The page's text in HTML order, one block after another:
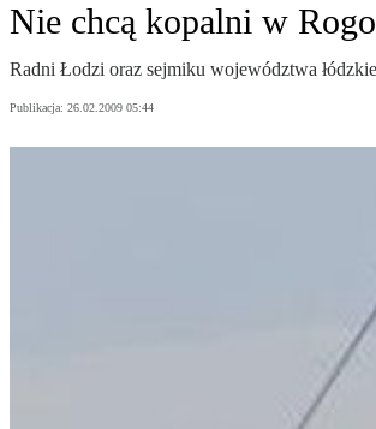
Nie chcą kopalni w
Radni Łodzi oraz sejmiku województwa
Publikacja: 26.02.2009 05:44